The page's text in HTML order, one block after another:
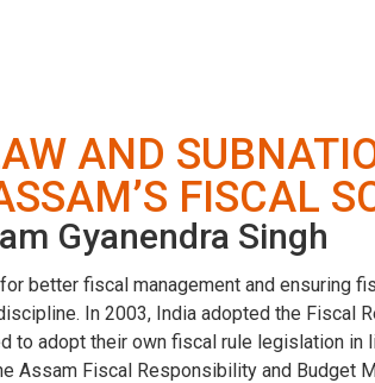
AND
FISCAL
Gyanendra Singh
better fiscal management and ensuring
In 2003, India adopted the Fiscal
adopt their own fiscal rule legislation in
Assam Fiscal Responsibility and Budget